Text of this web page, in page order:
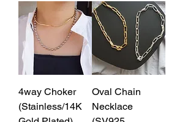
4way Choker
(Stainless/14K
Oval Chain
Necklace